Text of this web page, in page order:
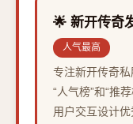
🌟 新开传奇
人气最高
专注新开传奇
“人气榜”和“推
用户交互设计